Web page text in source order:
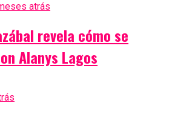
atrás
revela cómo se
Alanys Lagos